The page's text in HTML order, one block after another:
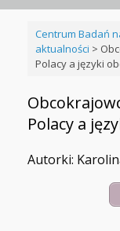
Centrum Badań
aktualności >
Polacy a języki
Polacy a
Autorki: